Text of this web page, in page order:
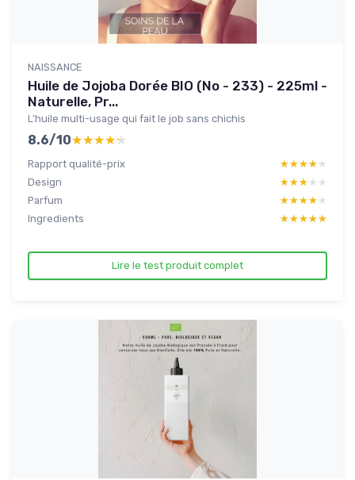
NAISSANCE
Huile de Jojoba Dorée BIO (No - 233) - 225ml -
Naturelle, Pr...
L’huile multi-usage qui fait le job sans chichis
8.6/10★★★★★
★★★★★
Rapport qualité-prix ★★★★★
★★★★★
Design
★★★★★
★★★★★
Parfum
★★★★★
★★★★★
Ingredients
★★★★★
★★★★★
Lire le test produit complet